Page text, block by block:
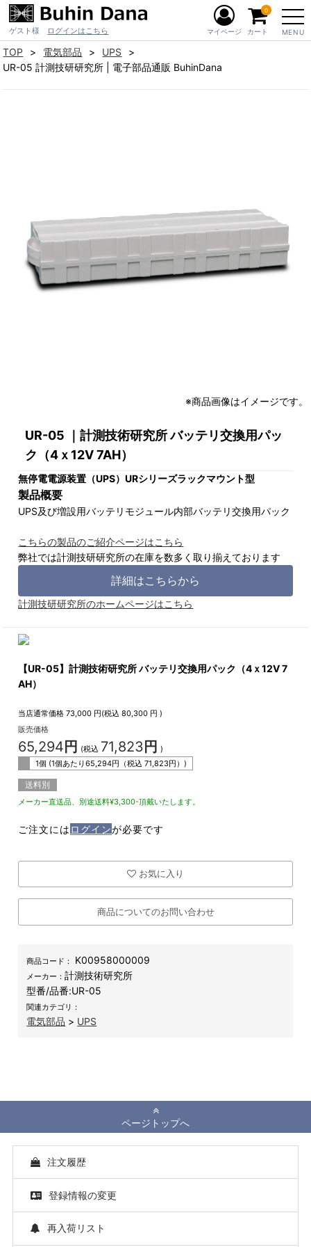
ゲスト様 ログインはこちら MENU
マイページ カート
0
TOP 電気部品
UPS
UR-05 計測技研研究所 | 電子部品通販 BuhinDana
※商品画像はイメージです。
UR-05 ｜計測技術研究所 バッテリ交換用パッ
ク（4ｘ12V 7AH）
無停電電源装置（UPS）URシリーズラックマウント型
製品概要
UPS及び増設用バッテリモジュール内部バッテリ交換用パック
こちらの製品のご紹介ページはこちら
弊社では計測技研研究所の在庫を数多く取り揃えております
詳細はこちらから
計測技研研究所のホームページはこちら
【UR-05】計測技術研究所 バッテリ交換用パック（4ｘ12V 7
AH）
当店通常価格 73,000 円(税込80,300 円 )
販売価格
65,294 円 (税込 71,823 円 )
1個 (1個あたり65,294円（税込71,823円）)
送料別
メーカー直送品、別途送料¥3,300-頂戴いたします。
ご注文には ログインが必要です
お気に入り
商品についてのお問い合わせ
商品コード： K00958000009
メーカー：計測技術研究所
型番/品番:UR-05
関連カテゴリ：
電気部品 > UPS
ページトップへ
注文履歴
登録情報の変更
再入荷リスト